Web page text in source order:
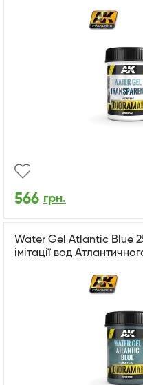
566 грн.
Water Gel Atlantic Blue
імітації вод